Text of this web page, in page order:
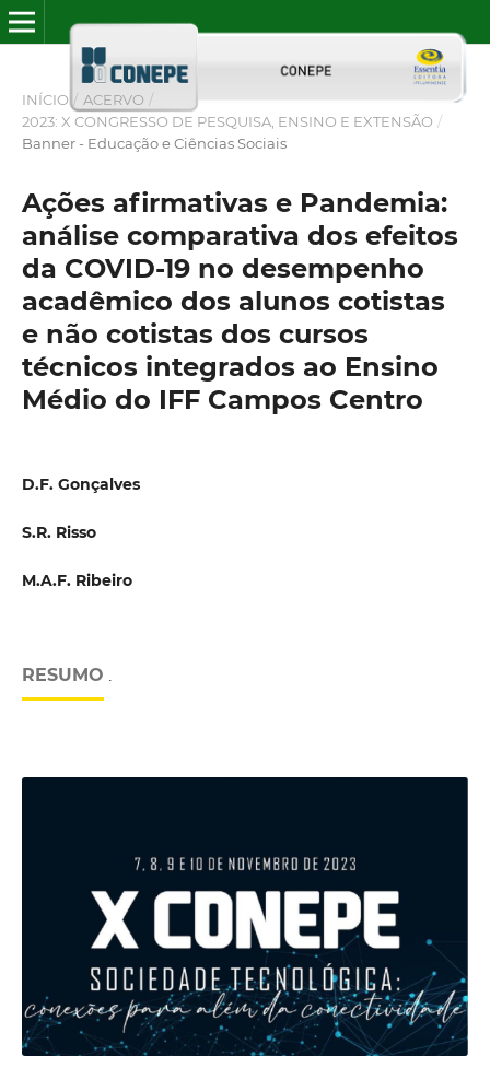
INÍCIO / ACERVO /
2023: X CONGRESSO DE PESQUISA, ENSINO E EXTENSÃO /
Banner - Educação e Ciências Sociais
Ações afirmativas e Pandemia:
análise comparativa dos efeitos
da COVID-19 no desempenho
acadêmico dos alunos cotistas
e não cotistas dos cursos
técnicos integrados ao Ensino
Médio do IFF Campos Centro
D.F. Gonçalves
S.R. Risso
M.A.F. Ribeiro
RESUMO .